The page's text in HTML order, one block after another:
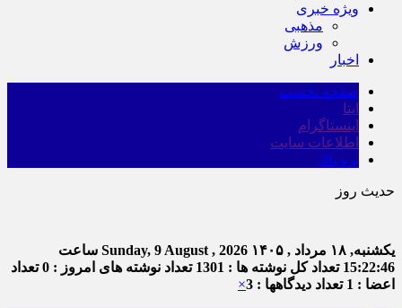
ویژه خبری
مذهبی
ورزش
اخبار
صفحه نخست
ایتا
اینستاگرام
اطلاعات سایت
برو بالا
حدیث روز
یکشنبه, ۱۸ مرداد , ۱۴۰۵ Sunday, 9 August , 2026 ساعت
15:22:46 تعداد کل نوشته ها : 1301 تعداد نوشته های امروز : 0
تعداد
اعضا : 1
تعداد دیدگاهها : 3 ×